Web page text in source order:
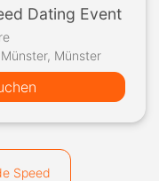
Dating Event
Münster
Speed